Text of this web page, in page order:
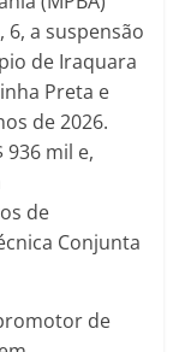
a suspensão
de Iraquara
Preta e
de 2026.
mil e,
de
Conjunta
de